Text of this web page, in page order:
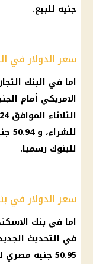
جنيه للبيع.
سعر الدولار في
اما في البنك
الامريكي أمام
للبنوك رسميا.
سعر الدولار في
اما في بنك
50.95 جنيه مصري للشراء.